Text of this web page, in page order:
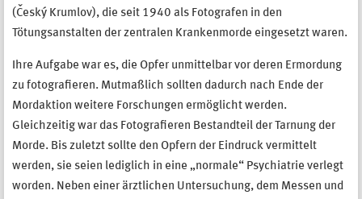
(Český Krumlov), die seit 1940 als Fotografen in den
Tötungsanstalten der zentralen Krankenmorde eingesetzt waren.
Ihre Aufgabe war es, die Opfer unmittelbar vor deren Ermordung
zu fotografieren. Mutmaßlich sollten dadurch nach Ende der
Mordaktion weitere Forschungen ermöglicht werden.
Gleichzeitig war das Fotografieren Bestandteil der Tarnung der
Morde. Bis zuletzt sollte den Opfern der Eindruck vermittelt
werden, sie seien lediglich in eine „normale“ Psychiatrie verlegt
worden. Neben einer ärztlichen Untersuchung, dem Messen und